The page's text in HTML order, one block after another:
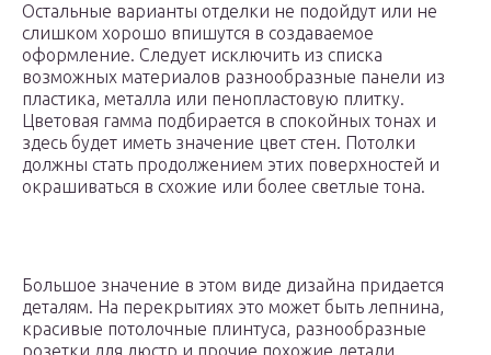
Остальные варианты отделки не подойдут или не
слишком хорошо впишутся в создаваемое
оформление. Следует исключить из списка
возможных материалов разнообразные панели из
пластика, металла или пенопластовую плитку.
Цветовая гамма подбирается в спокойных тонах и
здесь будет иметь значение цвет стен. Потолки
должны стать продолжением этих поверхностей и
окрашиваться в схожие или более светлые тона.
Большое значение в этом виде дизайна придается
деталям. На перекрытиях это может быть лепнина,
красивые потолочные плинтуса, разнообразные
розетки для люстр и прочие похожие детали.